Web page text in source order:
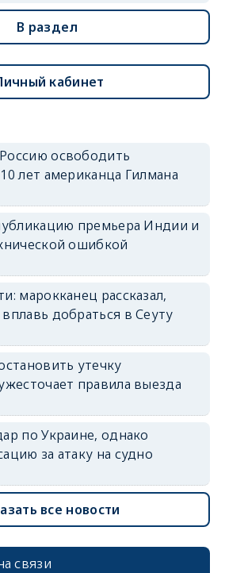
В раздел
кабинет
освободить
лет американца Гилмана
премьера Индии и
ошибкой
марокканец рассказал,
добраться в Сеуту
утечку
правила выезда
по Украине, однако
за атаку на судно
все новости
связи